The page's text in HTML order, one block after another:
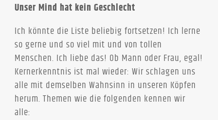
Unser Mind hat kein Geschlecht
Ich könnte die Liste beliebig fortsetzen! Ich lerne
so gerne und so viel mit und von tollen
Menschen. Ich liebe das! Ob Mann oder Frau, egal!
Kernerkenntnis ist mal wieder: Wir schlagen uns
alle mit demselben Wahnsinn in unseren Köpfen
herum. Themen wie die folgenden kennen wir
alle: